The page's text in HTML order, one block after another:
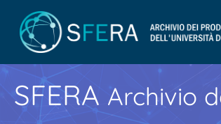
SFERA Archivio